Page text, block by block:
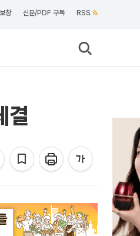
창 신문/PDF 구독 RSS
결